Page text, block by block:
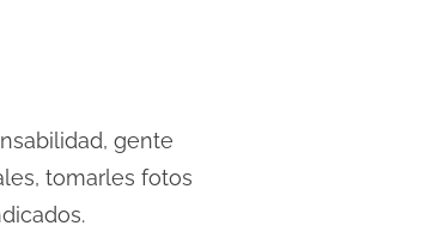
gente
tomarles fotos